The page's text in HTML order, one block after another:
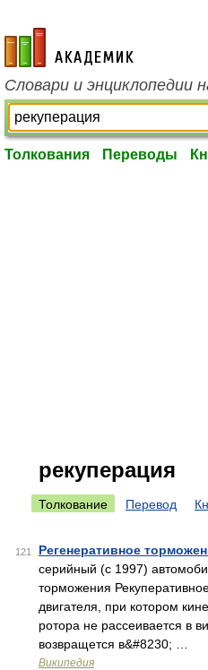
academic.ru
Словари и энциклопедии
Толкования Переводы
рекуперация
Толкование Перевод
121 Регенеративное
серийный (с 1997)
торможения
двигателя, при котором
ротора не рассеивается в
возвращется в&#8230; …
Википедия